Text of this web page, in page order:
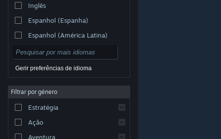
© Valve Corporation. Todos os direitos reservados.
respetivos proprietários nos E.U.A. e outros países.
Acessibilidade
Reembolsos|Cookies
Inglês
Espanhol (Espanha)
Espanhol (América Latina)
Gerir preferências de idioma
Filtrar por género
Estratégia
Ação
Aventura